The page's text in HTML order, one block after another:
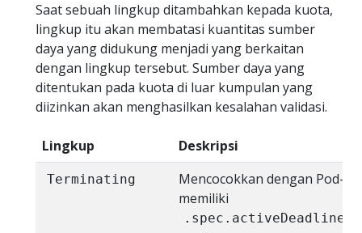
Saat sebuah lingkup ditambahkan kepada kuota,
lingkup itu akan membatasi kuantitas sumber
daya yang didukung menjadi yang berkaitan
dengan lingkup tersebut. Sumber daya yang
ditentukan pada kuota di luar kumpulan yang
diizinkan akan menghasilkan kesalahan validasi.
Lingkup Deskripsi
Terminating
Mencocokkan dengan Pod-
memiliki